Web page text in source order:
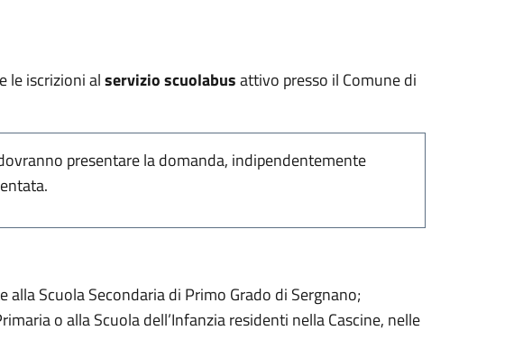
le iscrizioni alservizio scuolabusattivo presso il Comune di
presentare la domanda, indipendentemente
Scuola Secondaria di Primo Grado di Sergnano;
o alla Scuola dell’Infanzia residenti nella Cascine, nelle